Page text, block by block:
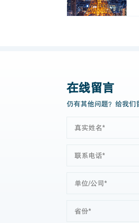
在线留言
仍有其他问题？给我们